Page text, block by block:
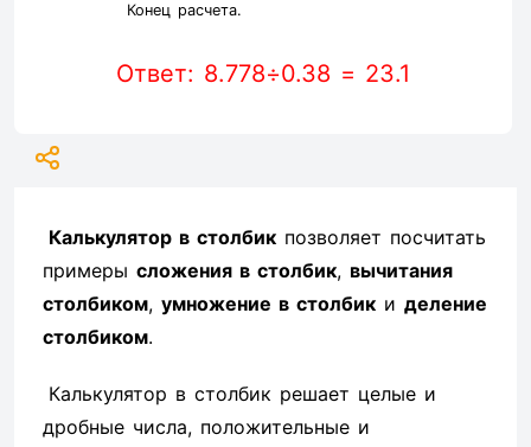
Конец расчета.
Ответ: 8.778÷0.38 = 23.1
Калькулятор в столбик позволяет посчитать
примеры сложения в столбик, вычитания
столбиком, умножение в столбик и деление
столбиком.
Калькулятор в столбик решает целые и
дробные числа, положительные и